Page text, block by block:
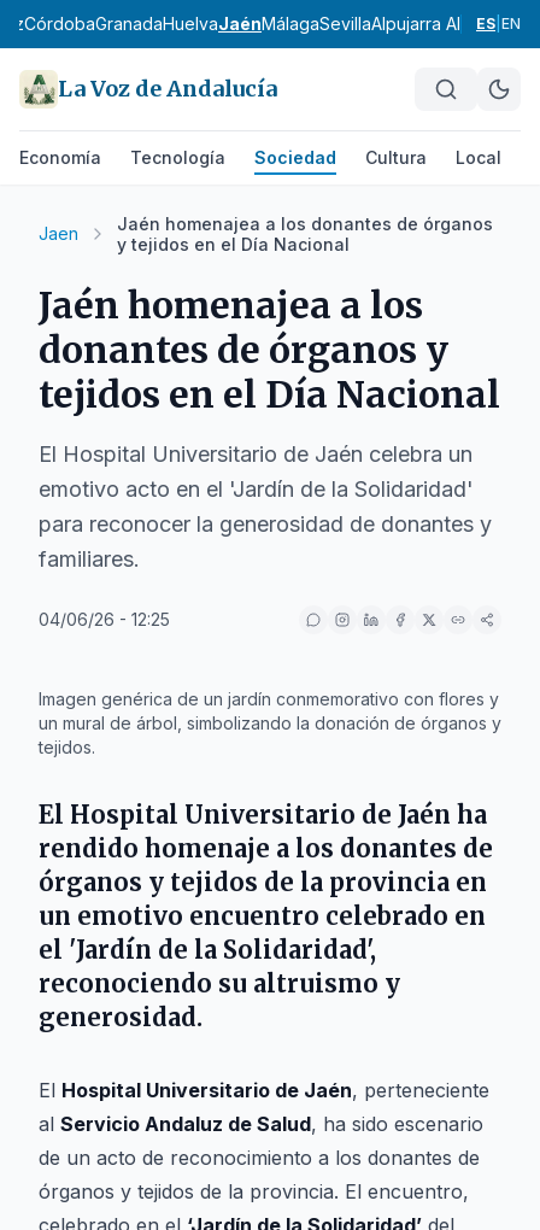
CórdobaGranadaHuelvaJaénMálagaSevillaAlpujarra Almeriense
ES EN
La Voz de Andalucía
Economía Tecnología Sociedad Cultura Local
Jaen
Jaén homenajea a los donantes de órganos
y tejidos en el Día Nacional
Jaén homenajea a los
donantes de órganos y
tejidos en el Día Nacional
El Hospital Universitario de Jaén celebra un
emotivo acto en el 'Jardín de la Solidaridad'
para reconocer la generosidad de donantes y
familiares.
04/06/26 - 12:25
Imagen genérica de un jardín conmemorativo con flores y
un mural de árbol, simbolizando la donación de órganos y
tejidos.
El Hospital Universitario de Jaén ha
rendido homenaje a los donantes de
órganos y tejidos de la provincia en
un emotivo encuentro celebrado en
el 'Jardín de la Solidaridad',
reconociendo su altruismo y
generosidad.
El Hospital Universitario de Jaén, perteneciente
al Servicio Andaluz de Salud, ha sido escenario
de un acto de reconocimiento a los donantes de
órganos y tejidos de la provincia. El encuentro,
celebrado en el ‘Jardín de la Solidaridad’ del